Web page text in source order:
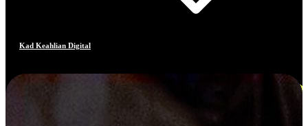
Kad Keahlian Digital